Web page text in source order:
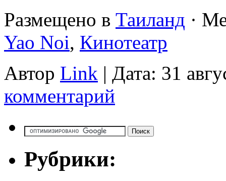
Размещено в Таиланд ·
Yao Noi, Кинотеатр
Автор Link | Дата: 31
комментарий
Рубрики: